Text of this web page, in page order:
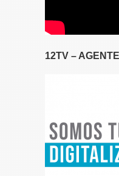
12TV –